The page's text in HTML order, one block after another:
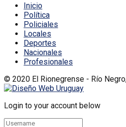
Inicio
Política
Policiales
Locales
Deportes
Nacionales
Profesionales
© 2020 El Rionegrense - Río
Login to your account below